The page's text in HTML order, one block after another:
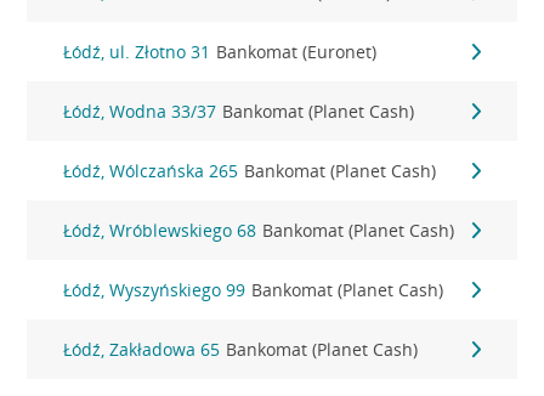
Łódź, ul. Złotno 31 Bankomat (Euronet)
Łódź, Wodna 33/37 Bankomat (Planet Cash)
Łódź, Wólczańska 265 Bankomat (Planet Cash)
Łódź, Wróblewskiego 68 Bankomat (Planet Cash)
Łódź, Wyszyńskiego 99 Bankomat (Planet Cash)
Łódź, Zakładowa 65 Bankomat (Planet Cash)